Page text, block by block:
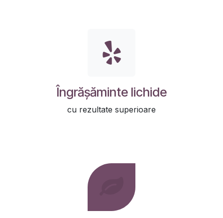
Îngrășăminte lichide
cu rezultate superioare